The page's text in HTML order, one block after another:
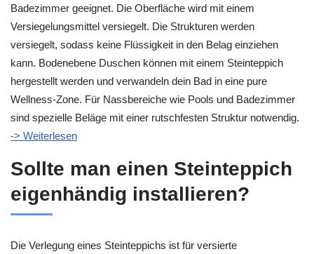
Badezimmer geeignet. Die Oberfläche wird mit einem
Versiegelungsmittel versiegelt. Die Strukturen werden
versiegelt, sodass keine Flüssigkeit in den Belag einziehen
kann. Bodenebene Duschen können mit einem Steinteppich
hergestellt werden und verwandeln dein Bad in eine pure
Wellness-Zone. Für Nassbereiche wie Pools und Badezimmer
sind spezielle Beläge mit einer rutschfesten Struktur notwendig.
-> Weiterlesen
Sollte man einen Steinteppich
eigenhändig installieren?
Die Verlegung eines Steinteppichs ist für versierte